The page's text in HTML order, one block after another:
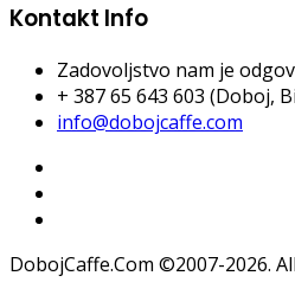
Kontakt Info
Zadovoljstvo nam je
+ 387 65 643 603 (Doboj,
info@dobojcaffe.com
DobojCaffe.Com ©2007-2026.